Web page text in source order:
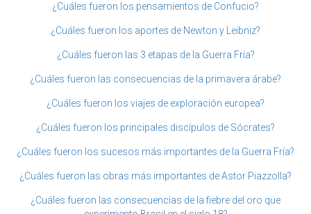
¿Cuáles fueron los pensamientos de Confucio?
¿Cuáles fueron los aportes de Newton y Leibniz?
¿Cuáles fueron las 3 etapas de la Guerra Fría?
¿Cuáles fueron las consecuencias de la primavera árabe?
¿Cuáles fueron los viajes de exploración europea?
¿Cuáles fueron los principales discípulos de Sócrates?
¿Cuáles fueron los sucesos más importantes de la Guerra Fría?
¿Cuáles fueron las obras más importantes de Astor Piazzolla?
¿Cuáles fueron las consecuencias de la fiebre del oro que